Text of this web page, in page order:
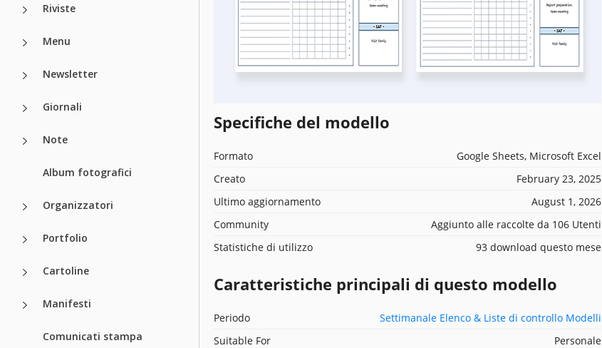
Riviste
Menu
Newsletter
Giornali
Note
Album fotografici
Organizzatori
Portfolio
Cartoline
Manifesti
Comunicati stampa
Specifiche del modello
Formato
Google Sheets, Microsoft Excel
Creato
February 23, 2025
Ultimo aggiornamento
August 1, 2026
Community
Aggiunto alle raccolte da 106 Utenti
Statistiche di utilizzo
93 download questo mese
Caratteristiche principali di questo modello
Periodo
Settimanale Elenco & Liste di controllo Modelli
Suitable For
Personale